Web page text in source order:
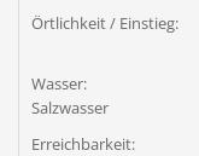
Örtlichkeit / Einstieg:
Wasser:
Salzwasser
Erreichbarkeit: